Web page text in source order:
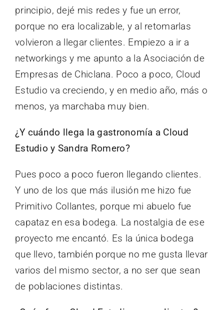
principio, dejé mis redes y fue un error,
porque no era localizable, y al retomarlas
volvieron a llegar clientes. Empiezo a ir a
networkings y me apunto a la Asociación de
Empresas de Chiclana. Poco a poco, Cloud
Estudio va creciendo, y en medio año, más o
menos, ya marchaba muy bien.
¿Y cuándo llega la gastronomía a Cloud
Estudio y Sandra Romero?
Pues poco a poco fueron llegando clientes.
Y uno de los que más ilusión me hizo fue
Primitivo Collantes, porque mi abuelo fue
capataz en esa bodega. La nostalgia de ese
proyecto me encantó. Es la única bodega
que llevo, también porque no me gusta llevar
varios del mismo sector, a no ser que sean
de poblaciones distintas.